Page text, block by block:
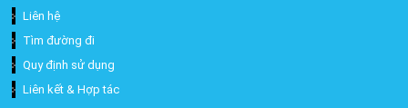
Liên hệ
Tìm đường đi
Quy định sử dụng
Liên kết & Hợp tác